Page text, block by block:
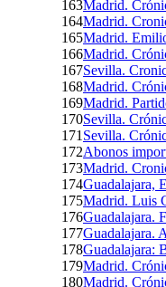
163Madrid.
164Madrid.
165Madrid.
166Madrid.
167Sevilla.
168Madrid.
169Madrid.
170Sevilla.
171 Sevilla.
172Abonos
173Madrid.
174Guadalajara,
175Madrid. Luis
176Guadalajara.
177Guadalajara.
178Guadalajara:
179Madrid.
180Madrid.